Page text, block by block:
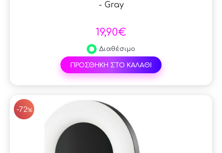
- Gray
19,90€
Διαθέσιμο
ΠΡΟΣΘΗΚΗ ΣΤΟ ΚΑΛΑΘΙ
-72%